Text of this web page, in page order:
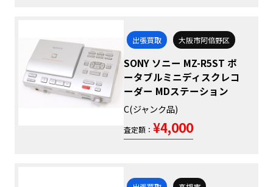
出張買取 大阪市阿倍野区
SONY ソニー MZ-R5ST ポ
ータブルミニディスクレコ
ーダー MDステーション
C(ジャンク品)
査定額： ¥4,000